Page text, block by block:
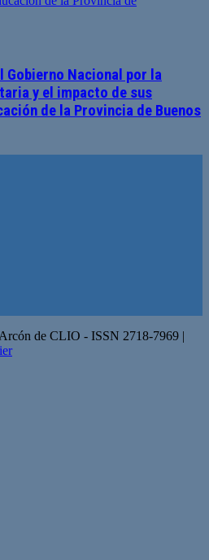
Gobierno Nacional por la
y el impacto de sus
de la Provincia de Buenos
de CLIO - ISSN 2718-7969 |